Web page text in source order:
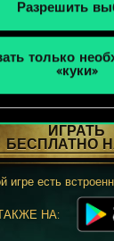
Разрешить
только
«куки»
ИГРАТЬ
БЕСПЛАТНО
игре есть
НА: